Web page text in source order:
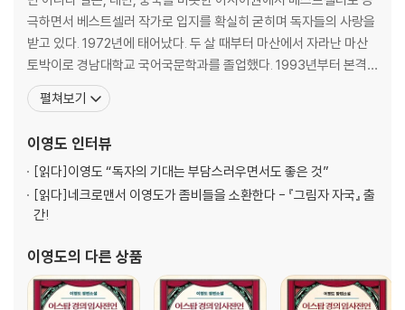
극하면서 베스트셀러 작가로 입지를 확실히 굳히며 독자들의 사랑을
받고 있다. 1972년에 태어났다. 두 살 때부터 마산에서 자라난 마산
토박이로 경남대학교 국어국문학과를 졸업했다. 1993년부터 본격
적으로 소설을 쓰기 시작, 1997년 가을 컴퓨터 통신 하이텔에 판타
지 장편소설 『드래곤 라자』를 연재했다. 일만 삼천여 매에 달하는 방
내놓은 『퓨처워커』는 한층 심도 있는 주제와
펼쳐보기
이영도 인터뷰
[읽다]이영도 “독자의 기대는 부담스러우면서도 좋은 것”
[읽다]네크로맨서 이영도가 좀비들을 소환한다 - 『그림자 자국』 출
간!
이영도의 다른 상품